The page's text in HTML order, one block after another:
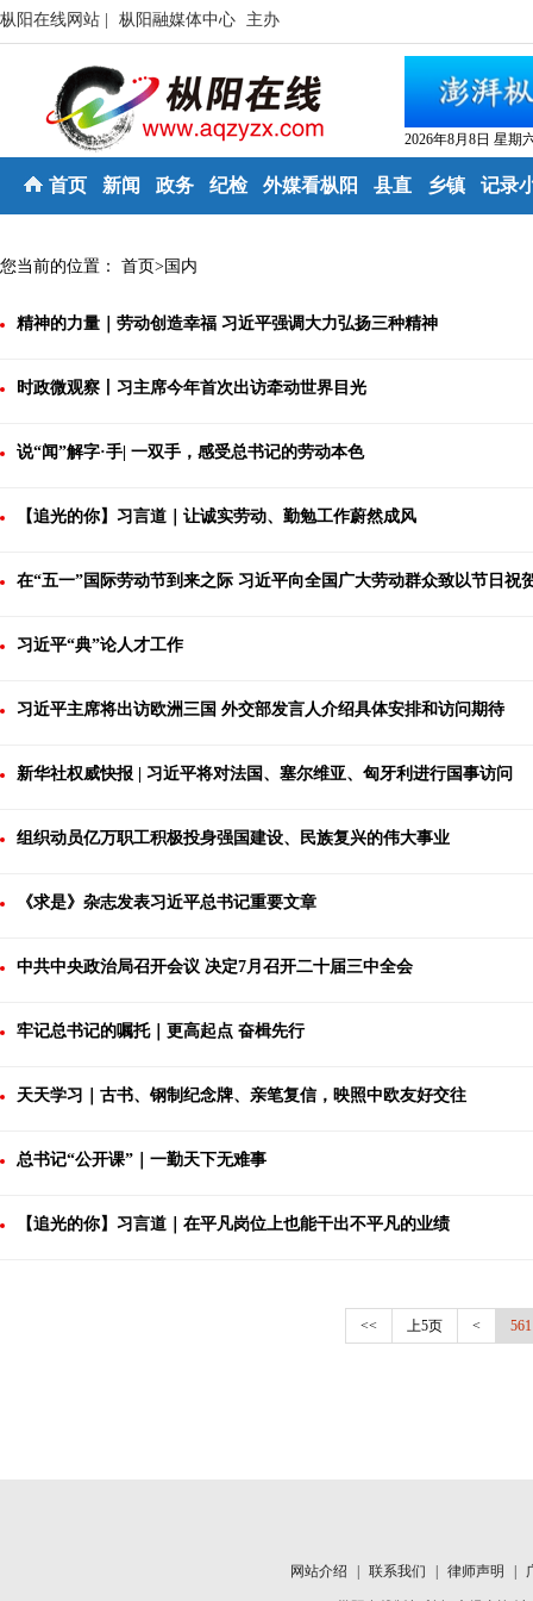
枞阳在线网站 | 枞阳融媒体中心 主办
2026年8月8日 星期
首页 新闻 政务 纪检 外媒看枞阳 县直 乡镇 记录
您当前的位置： 首页>国内
精神的力量｜劳动创造幸福 习近平强调大力弘扬三种精神
时政微观察丨习主席今年首次出访牵动世界目光
说“闻”解字·手| 一双手，感受总书记的劳动本色
【追光的你】习言道｜让诚实劳动、勤勉工作蔚然成风
在“五一”国际劳动节到来之际 习近平向全国广大劳动群众致以节日祝
习近平“典”论人才工作
习近平主席将出访欧洲三国 外交部发言人介绍具体安排和访问期待
新华社权威快报 | 习近平将对法国、塞尔维亚、匈牙利进行国事访问
组织动员亿万职工积极投身强国建设、民族复兴的伟大事业
《求是》杂志发表习近平总书记重要文章
中共中央政治局召开会议 决定7月召开二十届三中全会
牢记总书记的嘱托｜更高起点 奋楫先行
天天学习｜古书、钢制纪念牌、亲笔复信，映照中欧友好交往
总书记“公开课”｜一勤天下无难事
【追光的你】习言道｜在平凡岗位上也能干出不平凡的业绩
<< 上5页 < 561
网站介绍 联系我们 律师声明